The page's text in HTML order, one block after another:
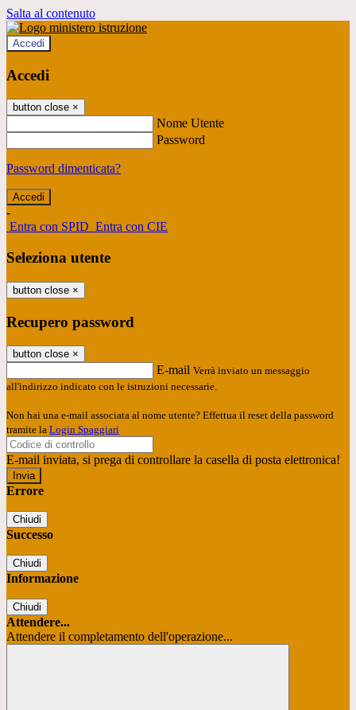
Salta al contenuto
Accedi
Accedi
button close ×
Nome Utente
Password
Password dimenticata?
-
Entra con SPID Entra con CIE
Seleziona utente
button close ×
Recupero password
button close ×
E-mail Verrà inviato un messaggio
all'indirizzo indicato con le istruzioni necessarie.
Non hai una e-mail associata al nome utente? Effettua il reset della password
tramite la Login Spaggiari
E-mail inviata, si prega di controllare la casella di posta elettronica!
Errore
Chiudi
Successo
Chiudi
Informazione
Chiudi
Attendere...
Attendere il completamento dell'operazione...